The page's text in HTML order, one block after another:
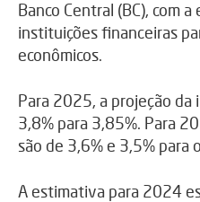
Banco Central (BC), com
instituições financeiras
econômicos.
Para 2025, a projeção da
3,8% para 3,85%. Para
são de 3,6% e 3,5% para
A estimativa para 2024